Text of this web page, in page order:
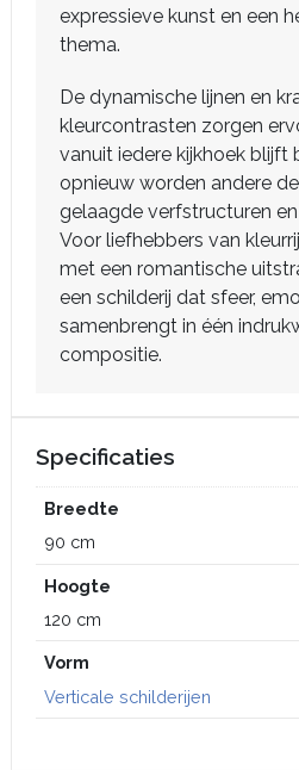
expressieve kunst en een
thema.
De dynamische lijnen en
kleurcontrasten zorgen
vanuit iedere kijkhoek blijft
opnieuw worden andere
gelaagde verfstructuren
Voor liefhebbers van
met een romantische
een schilderij dat sfeer,
samenbrengt in één
compositie.
Specificaties
Breedte
90 cm
Hoogte
120 cm
Vorm
Verticale schilderijen